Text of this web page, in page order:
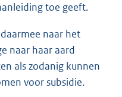
toe geeft.
naar het
naar haar aard
als zodanig kunnen
voor subsidie.